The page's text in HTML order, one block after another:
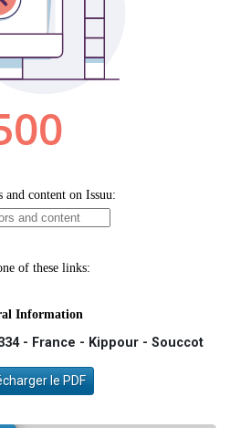
49 places pour étudier en groupe sur Zoom
de donner son Maasser
donner son Maasser
vient de donner son Maasser
- France - Kippour - Souccot
le PDF